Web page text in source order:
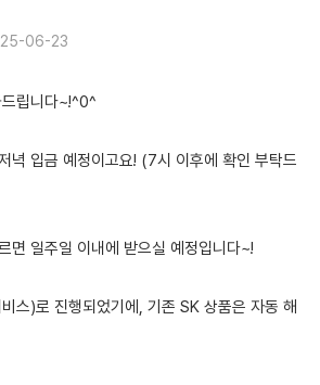
06-23
립니다~!^0^
녁 입금 예정이고요! (7시 이후에 확인 부탁드
면 일주일 이내에 받으실 예정입니다~!
스)로 진행되었기에, 기존 SK 상품은 자동 해